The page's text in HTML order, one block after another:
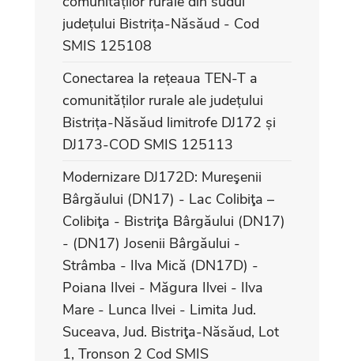
județului Bistrița-Năsăud - Cod
SMIS 125108
Conectarea la rețeaua TEN-T a
comunităților rurale ale județului
Bistrița-Năsăud limitrofe DJ172 și
DJ173-COD SMIS 125113
Modernizare DJ172D: Mureşenii
Bârgăului (DN17) - Lac Colibiţa –
Colibiţa - Bistriţa Bârgăului (DN17)
- (DN17) Josenii Bârgăului -
Strâmba - Ilva Mică (DN17D) -
Poiana Ilvei - Măgura Ilvei - Ilva
Mare - Lunca Ilvei - Limita Jud.
Suceava, Jud. Bistriţa-Năsăud, Lot
1, Tronson 2 Cod SMIS